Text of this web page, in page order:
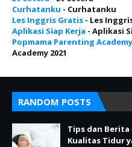
Curhatanku - Curhatanku
Les Inggris Gratis - Les
Aplikasi Siap Kerja - Aplikasi
Popmama Parenting Academy
Academy 2021
RANDOM POSTS
Tips dan
Kualitas Tidur